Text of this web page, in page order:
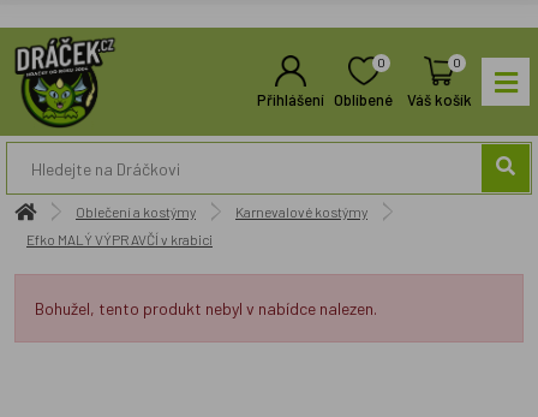
Přihlášení
0
Oblíbené
0
Váš košík
Oblečení a kostýmy
Karnevalové kostýmy
Efko MALÝ VÝPRAVČÍ v krabici
Bohužel, tento produkt nebyl v nabídce nalezen.